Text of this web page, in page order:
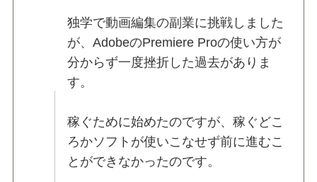
独学で動画編集の副業に挑戦しました
が、AdobeのPremiere Proの使い方が
分からず一度挫折した過去がありま
す。
稼ぐために始めたのですが、稼ぐどこ
ろかソフトが使いこなせず前に進むこ
とができなかったのです。